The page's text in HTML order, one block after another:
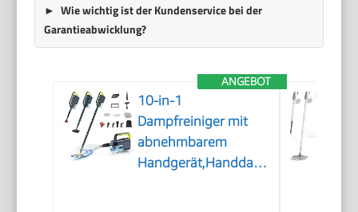
Wie wichtig ist der Kundenservice bei der
Garantieabwicklung?
ANGEBOT
10-in-1
Dampfreiniger mit
abnehmbarem
Handgerät,Handdampfreiniger